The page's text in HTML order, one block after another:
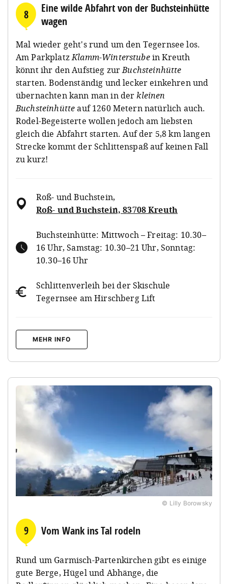
8
Eine wilde Abfahrt von der Buchsteinhütte
wagen
Mal wieder geht's rund um den Tegernsee los.
Am ParkplatzKlamm-Winterstubein Kreuth
könnt ihr den Aufstieg zurBuchsteinhütte
starten. Bodenständig und lecker einkehren und
übernachten kann man in derkleinen
Buchsteinhütteauf 1260 Metern natürlich auch.
Rodel-Begeisterte wollen jedoch am liebsten
gleich die Abfahrt starten. Auf der 5,8 km langen
Strecke kommt der Schlittenspaß auf keinen Fall
zu kurz!
Roß- und Buchstein,
Roß- und Buchstein, 83708 Kreuth
Buchsteinhütte: Mittwoch –­ Freitag: 10.30–
16 Uhr, Samstag: 10.30–21 Uhr, Sonntag:
10.30–16 Uhr
Schlittenverleih bei der Skischule
Tegernsee am Hirschberg Lift
MEHR INFO
© Lilly Borowsky
9 Vom Wank ins Tal rodeln
Rund um Garmisch-Partenkirchen gibt es einige
gute Berge, Hügel und Abhänge, die